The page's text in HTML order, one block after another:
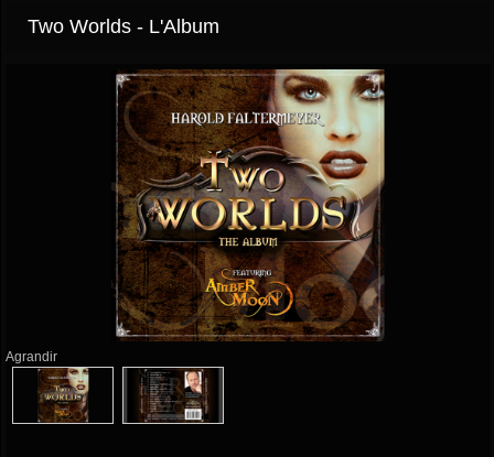
Two Worlds - L'Album
Agrandir